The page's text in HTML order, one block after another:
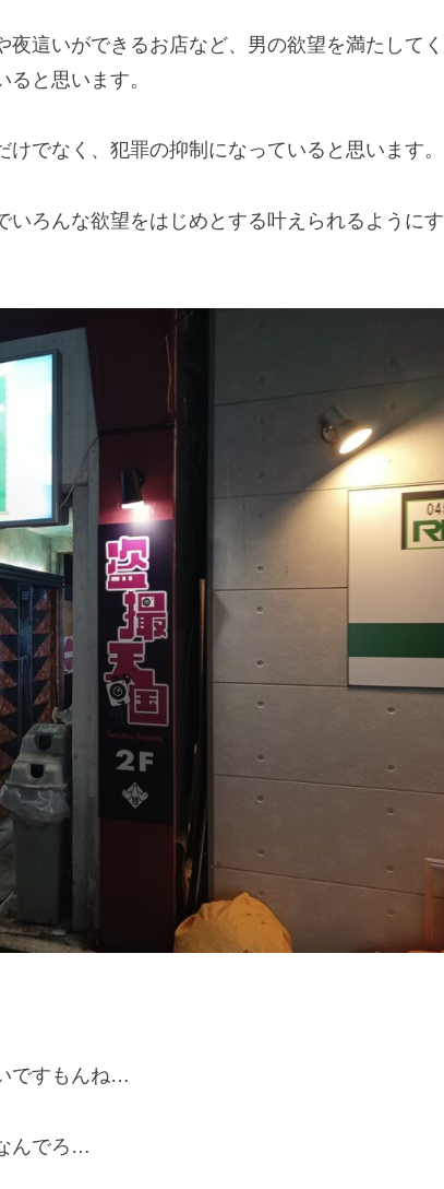
這いができるお店など、男の欲望を満たしてく
と思います。
でなく、犯罪の抑制になっていると思います。
ろんな欲望をはじめとする叶えられるようにす
ですもんね…
んでろ…